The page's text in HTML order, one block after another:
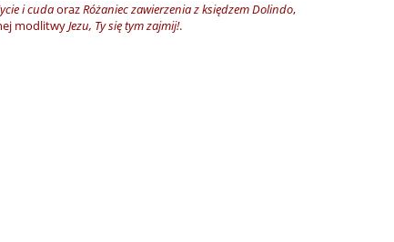
i cudaorazRóżaniec zawierzenia z księdzem Dolindo,
modlitwyJezu, Ty się tym zajmij!.